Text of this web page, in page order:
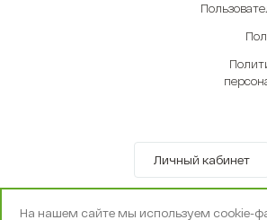
Личный кабинет
© OOO «Экселенте» 2010-
На нашем сайте мы используем cookie-